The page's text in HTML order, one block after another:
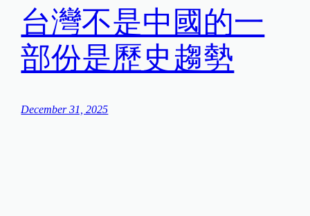
台灣不是中國的一
部份是歷史趨勢
December 31, 2025